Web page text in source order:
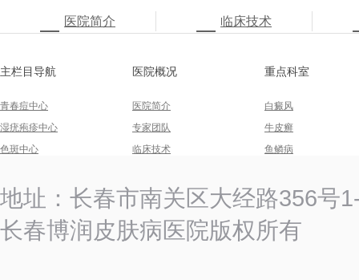
医院简介 临床技术
主栏目导航
青春痘中心
湿疣疱疹中心
色斑中心
医院概况
医院简介
专家团队
临床技术
重点科室
白癜风
牛皮癣
鱼鳞病
地址：长春市南关区大经路356号
长春博润皮肤病医院版权所有